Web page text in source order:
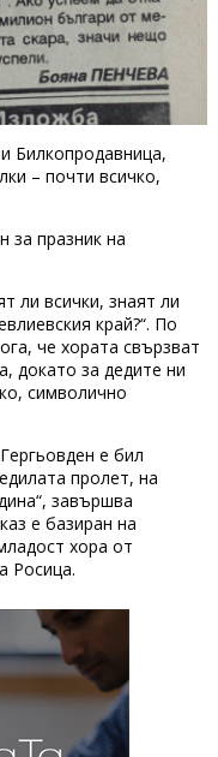
Билкопродавница,
– почти всичко,
за празник на
ли всички, знаят ли
край?“. По
че хората свързват
докато за дедите ни
символично
е бил
пролет, на
завършва
е базиран на
хора от
Росица.